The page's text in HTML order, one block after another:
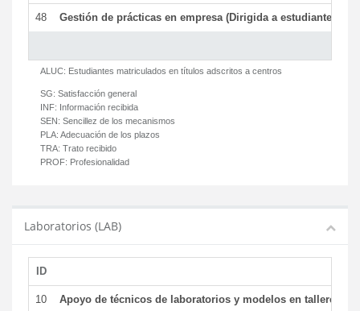
48 Gestión de prácticas en empresa (Dirigida a estudiantes)
ALUC: Estudiantes matriculados en títulos adscritos a centros
SG: Satisfacción general
INF: Información recibida
SEN: Sencillez de los mecanismos
PLA: Adecuación de los plazos
TRA: Trato recibido
PROF: Profesionalidad
Laboratorios (LAB)
ID
10 Apoyo de técnicos de laboratorios y modelos en talleres/